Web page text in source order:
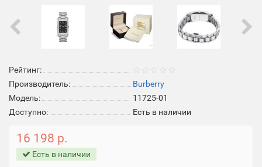
Рейтинг:
Производитель:
Burberry
Модель:
11725-01
Доступно:
Есть в наличии
16 198 р.
Есть в наличии